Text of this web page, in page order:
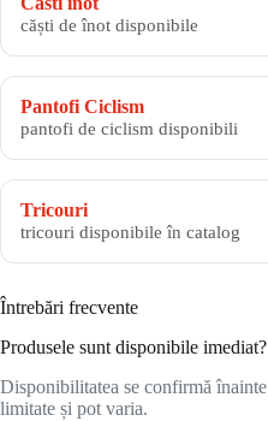
căști de înot disponibile
Pantofi Ciclism
pantofi de ciclism disponibili
Tricouri
tricouri disponibile în catalog
Întrebări frecvente
Produsele sunt disponibile imediat?
Disponibilitatea se confirmă
limitate și pot varia.